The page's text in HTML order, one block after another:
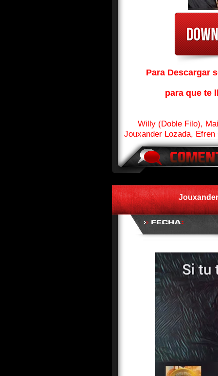
Para Descargar
para que te
Willy (Doble Filo),
Jouxander Lozada,